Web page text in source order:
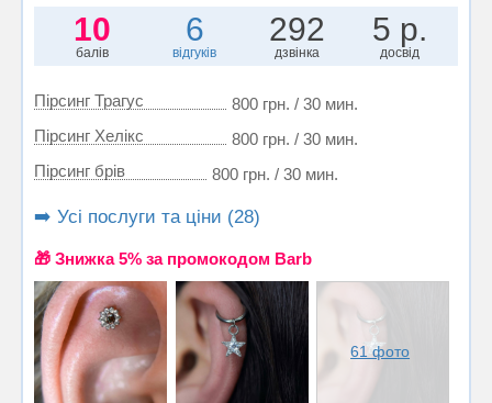
10
балів
6
відгуків
292
дзвінка
5 р.
досвід
Пірсинг Трагус
800 грн. / 30 мин.
Пірсинг Хелікс
800 грн. / 30 мин.
Пірсинг брiв
800 грн. / 30 мин.
➡️ Усі послуги та ціни (28)
🎁 Знижка 5% за промокодом Barb
61 фото